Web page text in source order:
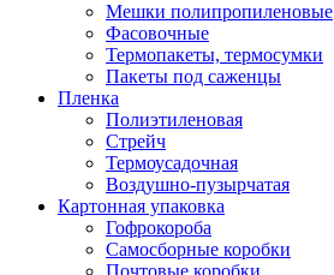
Мешки полипропиленовые
Фасовочные
Термопакеты, термосумки
Пакеты под саженцы
Пленка
Полиэтиленовая
Стрейч
Термоусадочная
Воздушно-пузырчатая
Картонная упаковка
Гофрокороба
Самосборные коробки
Почтовые коробки